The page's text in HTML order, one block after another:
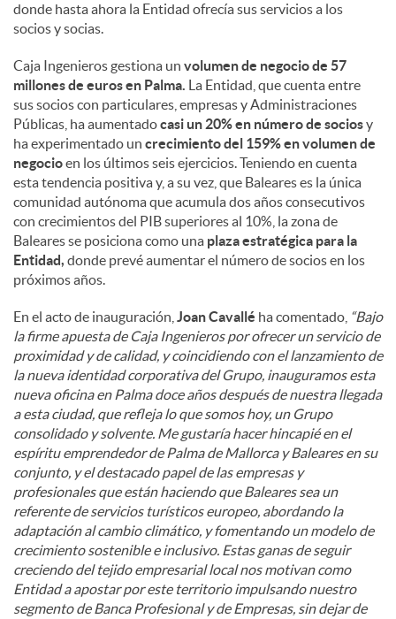
donde hasta ahora la Entidad ofrecía sus servicios a los
socios y socias.
Caja Ingenieros gestiona un volumen de negocio de 57
millones de euros en Palma. La Entidad, que cuenta entre
sus socios con particulares, empresas y Administraciones
Públicas, ha aumentadocasi un 20% en número de sociosy
ha experimentado un crecimiento del 159% en volumen de
negocioen los últimos seis ejercicios. Teniendo en cuenta
esta tendencia positiva y, a su vez, que Baleares es la única
comunidad autónoma que acumula dos años consecutivos
con crecimientos del PIB superiores al 10%, la zona de
Baleares se posiciona como una plaza estratégica para la
Entidad, donde prevé aumentar el número de socios en los
próximos años.
En el acto de inauguración, Joan Cavallé ha comentado, “Bajo
la firme apuesta de Caja Ingenieros por ofrecer un servicio de
proximidad y de calidad, y coincidiendo con el lanzamiento de
la nueva identidad corporativa del Grupo, inauguramos esta
nueva oficina en Palma doce años después de nuestra llegada
a esta ciudad, que refleja lo que somos hoy, un Grupo
consolidado y solvente. Me gustaría hacer hincapié en el
espíritu emprendedor de Palma de Mallorca y Baleares en su
conjunto, y el destacado papel de las empresas y
profesionales que están haciendo que Baleares sea un
referente de servicios turísticos europeo, abordando la
adaptación al cambio climático, y fomentando un modelo de
crecimiento sostenible e inclusivo. Estas ganas de seguir
creciendo del tejido empresarial local nos motivan como
Entidad a apostar por este territorio impulsando nuestro
segmento de Banca Profesional y de Empresas, sin dejar de